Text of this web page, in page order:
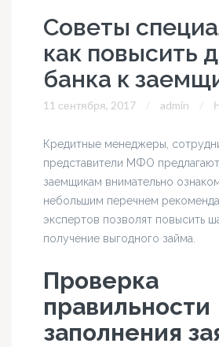
Советы
как повысить
банка к
11 сентября, 2017 admin
Кредитные менеджеры,
представители МФО
заемщикам внимательно
небольшим перечнем
экспертов позволят повысить
получение выгодного займа.
Проверка
правильности
заполнения